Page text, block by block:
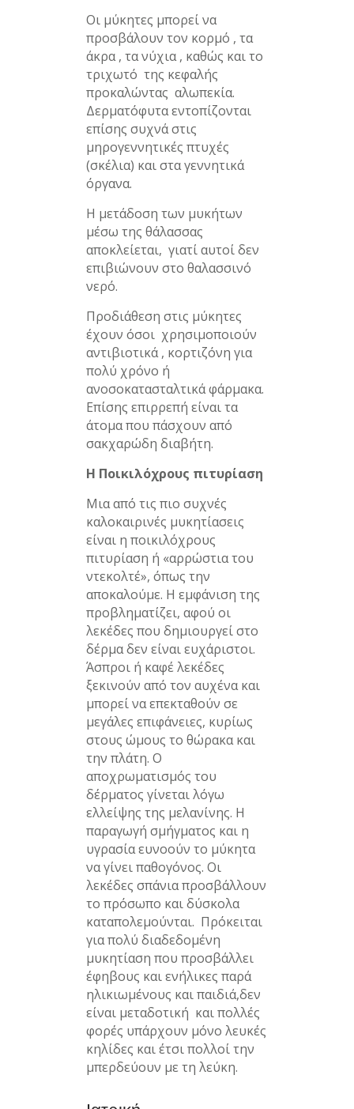
Οι μύκητες μπορεί να
προσβάλουν τον κορμό , τα
άκρα , τα νύχια , καθώς και το
τριχωτό της κεφαλής
προκαλώντας αλωπεκία.
Δερματόφυτα εντοπίζονται
επίσης συχνά στις
μηρογεννητικές πτυχές
(σκέλια) και στα γεννητικά
όργανα.
Η μετάδοση των μυκήτων
μέσω της θάλασσας
αποκλείεται, γιατί αυτοί δεν
επιβιώνουν στο θαλασσινό
νερό.
Προδιάθεση στις μύκητες
έχουν όσοι χρησιμοποιούν
αντιβιοτικά , κορτιζόνη για
πολύ χρόνο ή
ανοσοκατασταλτικά φάρμακα.
Επίσης επιρρεπή είναι τα
άτομα που πάσχουν από
σακχαρώδη διαβήτη.
Η Ποικιλόχρους πιτυρίαση
Μια από τις πιο συχνές
καλοκαιρινές μυκητίασεις
είναι η ποικιλόχρους
πιτυρίαση ή «αρρώστια του
ντεκολτέ», όπως την
αποκαλούμε. Η εμφάνιση της
προβληματίζει, αφού οι
λεκέδες που δημιουργεί στο
δέρμα δεν είναι ευχάριστοι.
Άσπροι ή καφέ λεκέδες
ξεκινούν από τον αυχένα και
μπορεί να επεκταθούν σε
μεγάλες επιφάνειες, κυρίως
στους ώμους το θώρακα και
την πλάτη. Ο
αποχρωματισμός του
δέρματος γίνεται λόγω
ελλείψης της μελανίνης. Η
παραγωγή σμήγματος και η
υγρασία ευνοούν το μύκητα
να γίνει παθογόνος. Οι
λεκέδες σπάνια προσβάλλουν
το πρόσωπο και δύσκολα
καταπολεμούνται. Πρόκειται
για πολύ διαδεδομένη
μυκητίαση που προσβάλλει
έφηβους και ενήλικες παρά
ηλικιωμένους και παιδιά,δεν
είναι μεταδοτική και πολλές
φορές υπάρχουν μόνο λευκές
κηλίδες και έτσι πολλοί την
μπερδεύουν με τη λεύκη.